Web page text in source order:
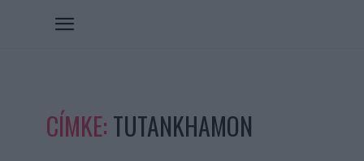
CÍMKE: TUTANKHAMON